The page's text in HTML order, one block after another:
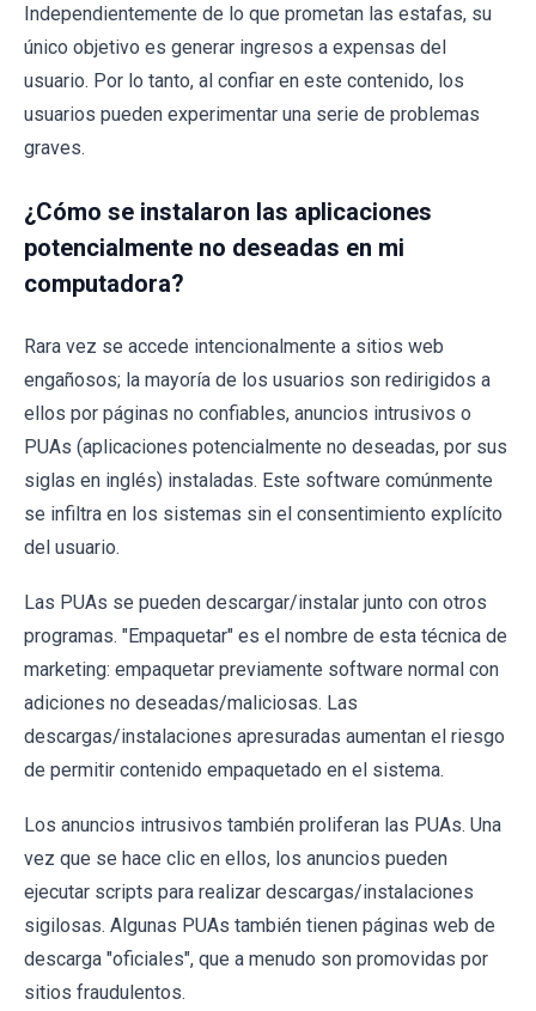
Independientemente de lo que prometan las estafas, su
único objetivo es generar ingresos a expensas del
usuario. Por lo tanto, al confiar en este contenido, los
usuarios pueden experimentar una serie de problemas
graves.
¿Cómo se instalaron las aplicaciones
potencialmente no deseadas en mi
computadora?
Rara vez se accede intencionalmente a sitios web
engañosos; la mayoría de los usuarios son redirigidos a
ellos por páginas no confiables, anuncios intrusivos o
PUAs (aplicaciones potencialmente no deseadas, por sus
siglas en inglés) instaladas. Este software comúnmente
se infiltra en los sistemas sin el consentimiento explícito
del usuario.
Las PUAs se pueden descargar/instalar junto con otros
programas. "Empaquetar" es el nombre de esta técnica de
marketing: empaquetar previamente software normal con
adiciones no deseadas/maliciosas. Las
descargas/instalaciones apresuradas aumentan el riesgo
de permitir contenido empaquetado en el sistema.
Los anuncios intrusivos también proliferan las PUAs. Una
vez que se hace clic en ellos, los anuncios pueden
ejecutar scripts para realizar descargas/instalaciones
sigilosas. Algunas PUAs también tienen páginas web de
descarga "oficiales", que a menudo son promovidas por
sitios fraudulentos.